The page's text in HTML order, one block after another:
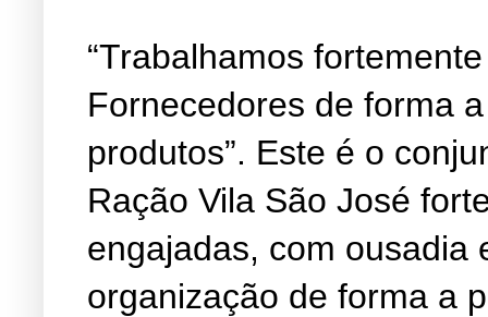
“Trabalhamos
Fornecedores de forma
produtos”. Este é o
Ração Vila São José
engajadas, com ousadia
organização de forma a